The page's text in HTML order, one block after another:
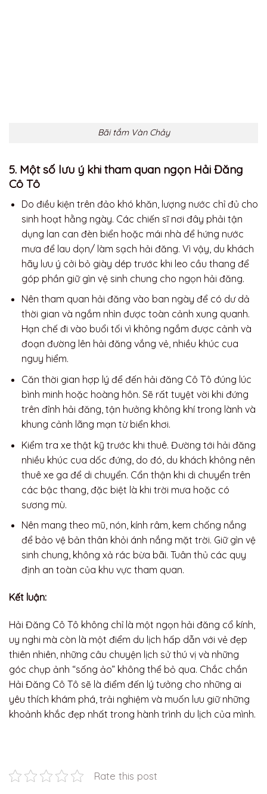
Bãi tắm Vàn Chảy
5. Một số lưu ý khi tham quan ngọn Hải Đăng
Cô Tô
Do điều kiện trên đảo khó khăn, lượng nước chỉ đủ cho
sinh hoạt hằng ngày. Các chiến sĩ nơi đây phải tận
dụng lan can đèn biển hoặc mái nhà để hứng nước
mưa để lau dọn/ làm sạch hải đăng. Vì vậy, du khách
hãy lưu ý cởi bỏ giày dép trước khi leo cầu thang để
góp phần giữ gìn vệ sinh chung cho ngọn hải đăng.
Nên tham quan hải đăng vào ban ngày để có dư dả
thời gian và ngắm nhìn được toàn cảnh xung quanh.
Hạn chế đi vào buổi tối vì không ngắm được cảnh và
đoạn đường lên hải đăng vắng vẻ, nhiều khúc cua
nguy hiểm.
Căn thời gian hợp lý để đến hải đăng Cô Tô đúng lúc
bình minh hoặc hoàng hôn. Sẽ rất tuyệt vời khi đứng
trên đỉnh hải đăng, tận hưởng không khí trong lành và
khung cảnh lãng mạn từ biển khơi.
Kiểm tra xe thật kỹ trước khi thuê. Đường tới hải đăng
nhiều khúc cua dốc đứng, do đó, du khách không nên
thuê xe ga để di chuyển. Cẩn thận khi di chuyển trên
các bậc thang, đặc biệt là khi trời mưa hoặc có
sương mù.
Nên mang theo mũ, nón, kính râm, kem chống nắng
để bảo vệ bản thân khỏi ánh nắng mặt trời. Giữ gìn vệ
sinh chung, không xả rác bừa bãi. Tuân thủ các quy
định an toàn của khu vực tham quan.
Kết luận:
Hải Đăng Cô Tô không chỉ là một ngọn hải đăng cổ kính,
uy nghi mà còn là một điểm du lịch hấp dẫn với vẻ đẹp
thiên nhiên, những câu chuyện lịch sử thú vị và những
góc chụp ảnh “sống ảo” không thể bỏ qua. Chắc chắn
Hải Đăng Cô Tô sẽ là điểm đến lý tưởng cho những ai
yêu thích khám phá, trải nghiệm và muốn lưu giữ những
khoảnh khắc đẹp nhất trong hành trình du lịch của mình.
Rate this post